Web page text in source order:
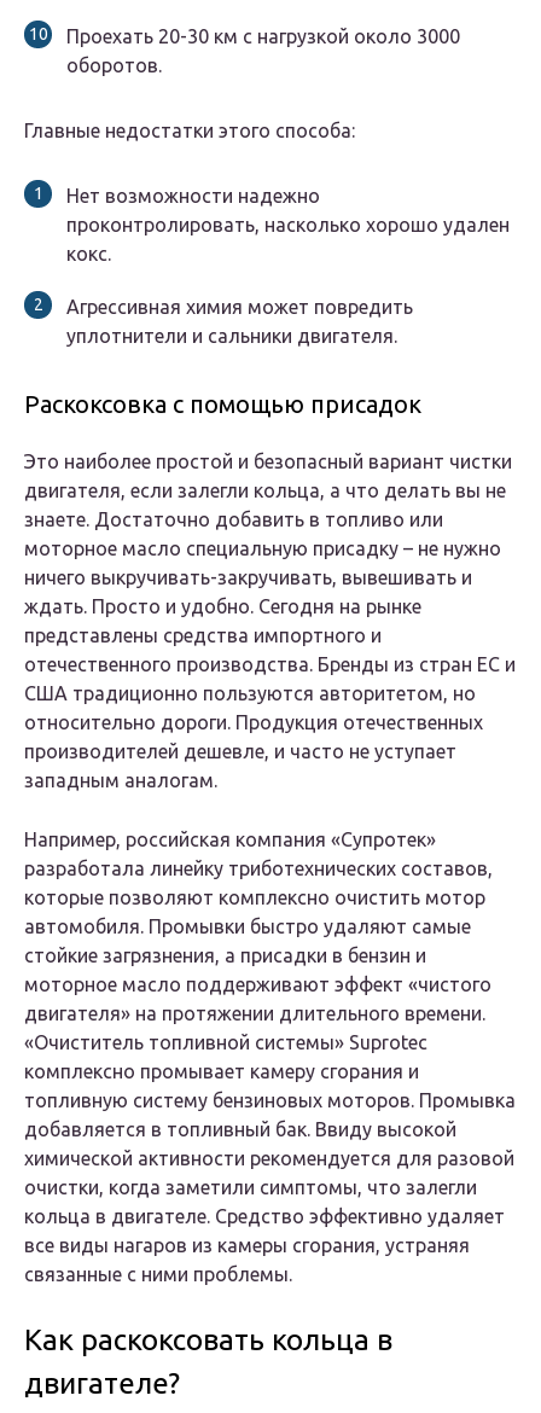
Проехать 20-30 км с нагрузкой около 3000
оборотов.
Главные недостатки этого способа:
Нет возможности надежно
проконтролировать, насколько хорошо удален
кокс.
Агрессивная химия может повредить
уплотнители и сальники двигателя.
Раскоксовка с помощью присадок
Это наиболее простой и безопасный вариант чистки
двигателя, если залегли кольца, а что делать вы не
знаете. Достаточно добавить в топливо или
моторное масло специальную присадку – не нужно
ничего выкручивать-закручивать, вывешивать и
ждать. Просто и удобно. Сегодня на рынке
представлены средства импортного и
отечественного производства. Бренды из стран ЕС и
США традиционно пользуются авторитетом, но
относительно дороги. Продукция отечественных
производителей дешевле, и часто не уступает
западным аналогам.
Например, российская компания «Супротек»
разработала линейку триботехнических составов,
которые позволяют комплексно очистить мотор
автомобиля. Промывки быстро удаляют самые
стойкие загрязнения, а присадки в бензин и
моторное масло поддерживают эффект «чистого
двигателя» на протяжении длительного времени.
«Очиститель топливной системы» Suprotec
комплексно промывает камеру сгорания и
топливную систему бензиновых моторов. Промывка
добавляется в топливный бак. Ввиду высокой
химической активности рекомендуется для разовой
очистки, когда заметили симптомы, что залегли
кольца в двигателе. Средство эффективно удаляет
все виды нагаров из камеры сгорания, устраняя
связанные с ними проблемы.
Как раскоксовать кольца в
двигателе?